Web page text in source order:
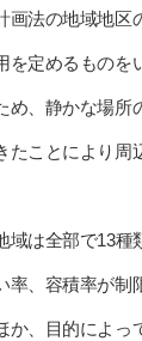
画法の地域地区
を定めるものを
め、静かな場所
たことにより周
域は全部で13種
率、容積率が制
か、目的によっ